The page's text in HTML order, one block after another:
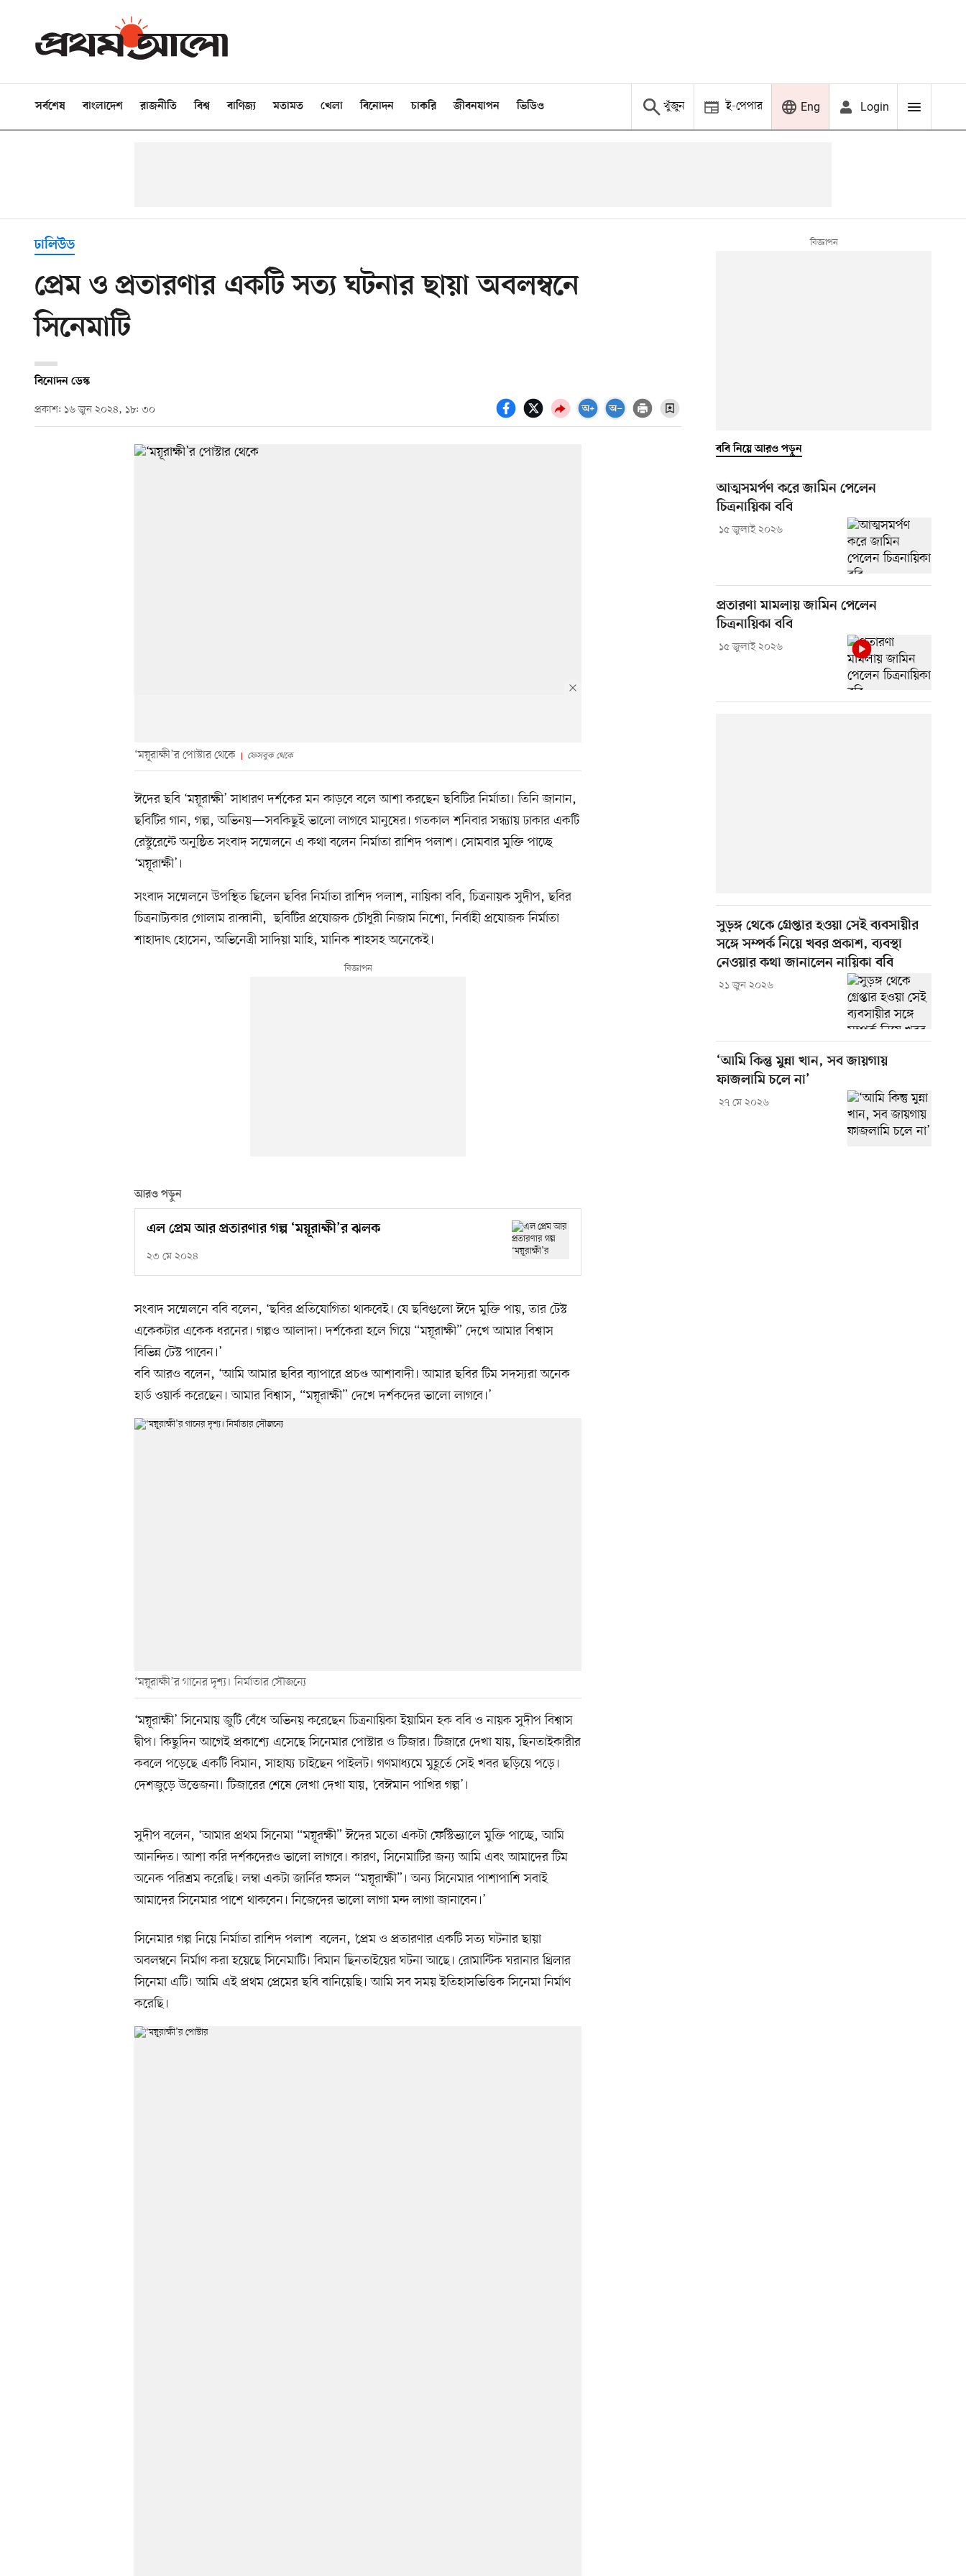
সর্বশেষ বাংলাদেশ রাজনীতি বিশ্ব বাণিজ্য মতামত খেলা বিনোদন চাকরি জীবনযাপন ভিডিও খুঁজুন ই-পেপার Eng Login
ঢালিউড
প্রেম ও প্রতারণার একটি সত্য ঘটনার ছায়া অবলম্বনে
সিনেমাটি
বিনোদন ডেস্ক
প্রকাশ: ১৬ জুন ২০২৪, ১৮: ৩০
‘ময়ূরাক্ষী’র পোস্টার থেকে ফেসবুক থেকে
ঈদের ছবি ‘ময়ূরাক্ষী’ সাধারণ দর্শকের মন কাড়বে বলে আশা করছেন ছবিটির নির্মাতা। তিনি জানান,
ছবিটির গান, গল্প, অভিনয়—সবকিছুই ভালো লাগবে মানুষের। গতকাল শনিবার সন্ধ্যায় ঢাকার একটি
রেস্টুরেন্টে অনুষ্ঠিত সংবাদ সম্মেলনে এ কথা বলেন নির্মাতা রাশিদ পলাশ। সোমবার মুক্তি পাচ্ছে
‘ময়ূরাক্ষী’।
সংবাদ সম্মেলনে উপস্থিত ছিলেন ছবির নির্মাতা রাশিদ পলাশ, নায়িকা ববি, চিত্রনায়ক সুদীপ, ছবির
চিত্রনাট্যকার গোলাম রাব্বানী, ছবিটির প্রযোজক চৌধুরী নিজাম নিশো, নির্বাহী প্রযোজক নির্মাতা
শাহাদাৎ হোসেন, অভিনেত্রী সাদিয়া মাহি, মানিক শাহসহ অনেকেই।
আরও পড়ুন
এল প্রেম আর প্রতারণার গল্প ‘ময়ূরাক্ষী’র ঝলক
২৩ মে ২০২৪
সংবাদ সম্মেলনে ববি বলেন, ‘ছবির প্রতিযোগিতা থাকবেই। যে ছবিগুলো ঈদে মুক্তি পায়, তার টেস্ট
একেকটার একেক ধরনের। গল্পও আলাদা। দর্শকেরা হলে গিয়ে “ময়ূরাক্ষী” দেখে আমার বিশ্বাস
বিভিন্ন টেস্ট পাবেন।’
ববি আরও বলেন, ‘আমি আমার ছবির ব্যাপারে প্রচণ্ড আশাবাদী। আমার ছবির টিম সদস্যরা অনেক
হার্ড ওয়ার্ক করেছেন। আমার বিশ্বাস, “ময়ূরাক্ষী” দেখে দর্শকদের ভালো লাগবে।’
‘ময়ূরাক্ষী’র গানের দৃশ্য। নির্মাতার সৌজন্যে
‘ময়ূরাক্ষী’ সিনেমায় জুটি বেঁধে অভিনয় করেছেন চিত্রনায়িকা ইয়ামিন হক ববি ও নায়ক সুদীপ বিশ্বাস
দ্বীপ। কিছুদিন আগেই প্রকাশ্যে এসেছে সিনেমার পোস্টার ও টিজার। টিজারে দেখা যায়, ছিনতাইকারীর
কবলে পড়েছে একটি বিমান, সাহায্য চাইছেন পাইলট। গণমাধ্যমে মুহূর্তে সেই খবর ছড়িয়ে পড়ে।
দেশজুড়ে উত্তেজনা। টিজারের শেষে লেখা দেখা যায়, ‘বেঈমান পাখির গল্প’।
সুদীপ বলেন, ‘আমার প্রথম সিনেমা “ময়ূরক্ষী” ঈদের মতো একটা ফেস্টিভ্যালে মুক্তি পাচ্ছে, আমি
আনন্দিত। আশা করি দর্শকদেরও ভালো লাগবে। কারণ, সিনেমাটির জন্য আমি এবং আমাদের টিম
অনেক পরিশ্রম করেছি। লম্বা একটা জার্নির ফসল “ময়ূরাক্ষী”। অন্য সিনেমার পাশাপাশি সবাই
আমাদের সিনেমার পাশে থাকবেন। নিজেদের ভালো লাগা মন্দ লাগা জানাবেন।’
সিনেমার গল্প নিয়ে নির্মাতা রাশিদ পলাশ বলেন, ‘প্রেম ও প্রতারণার একটি সত্য ঘটনার ছায়া
অবলম্বনে নির্মাণ করা হয়েছে সিনেমাটি। বিমান ছিনতাইয়ের ঘটনা আছে। রোমান্টিক ঘরানার থ্রিলার
সিনেমা এটি। আমি এই প্রথম প্রেমের ছবি বানিয়েছি। আমি সব সময় ইতিহাসভিত্তিক সিনেমা নির্মাণ
করেছি।
ববি নিয়ে আরও পড়ুন
আত্মসমর্পণ করে জামিন পেলেন
চিত্রনায়িকা ববি
১৫ জুলাই ২০২৬
প্রতারণা মামলায় জামিন পেলেন
চিত্রনায়িকা ববি
১৫ জুলাই ২০২৬
সুড়ঙ্গ থেকে গ্রেপ্তার হওয়া সেই ব্যবসায়ীর
সঙ্গে সম্পর্ক নিয়ে খবর প্রকাশ, ব্যবস্থা
নেওয়ার কথা জানালেন নায়িকা ববি
২১ জুন ২০২৬
‘আমি কিন্তু মুন্না খান, সব জায়গায়
ফাজলামি চলে না’
২৭ মে ২০২৬